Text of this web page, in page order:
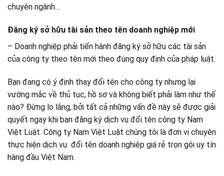
chuyên ngành…
Đăng ký sở hữu tài sản theo tên doanh nghiệp mới
– Doanh nghiệp phải tiến hành đăng ký sở hữu các tài sản
của công ty theo tên mới theo đúng quy định của pháp luật.
Bạn đang có ý định thay đổi tên cho công ty nhưng lại
vướng mắc về thủ tục, hồ sơ và không biết phải làm như thế
nào? Đừng lo lắng, bởi tất cả những vấn đề này sẽ được giải
quyết ngay khi bạn đăng ký dịch vụ đổi tên công ty Nam
Việt Luật. Công ty Nam Việt Luật chúng tôi là đơn vị chuyên
thực hiện dịch vụ đổi tên doanh nghiệp giá rẻ trọn gói uy tín
hàng đầu Việt Nam.